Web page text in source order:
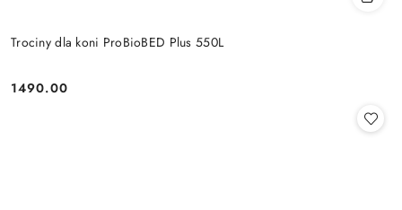
Trociny dla koni ProBioBED Plus 550L
Cena:
1490.00